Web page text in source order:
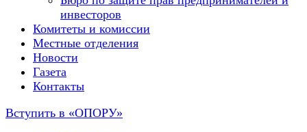
инвесторов
Комитеты и комиссии
Местные отделения
Новости
Газета
Контакты
Вступить в «ОПОРУ»